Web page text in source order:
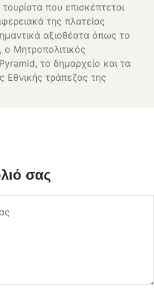
που επισκέπτεται
της πλατείας
αξιοθέατα όπως το
ο Μητροπολιτικός
το δημαρχείο και τα
Εθνικής τράπεζας της
σας